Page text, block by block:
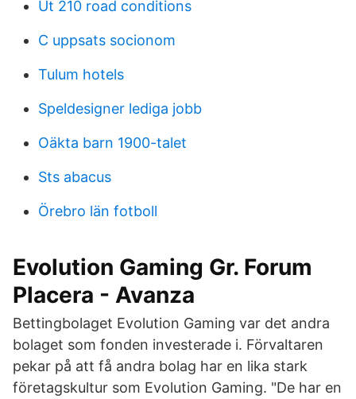
Ut 210 road conditions
C uppsats socionom
Tulum hotels
Speldesigner lediga jobb
Oäkta barn 1900-talet
Sts abacus
Örebro län fotboll
Evolution Gaming Gr. Forum
Placera - Avanza
Bettingbolaget Evolution Gaming var det andra
bolaget som fonden investerade i. Förvaltaren
pekar på att få andra bolag har en lika stark
företagskultur som Evolution Gaming. "De har en